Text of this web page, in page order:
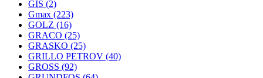
GIS (2)
Gmax (223)
GOLZ (16)
GRACO (25)
GRASKO (25)
GRILLO PETROV (40)
GROSS (92)